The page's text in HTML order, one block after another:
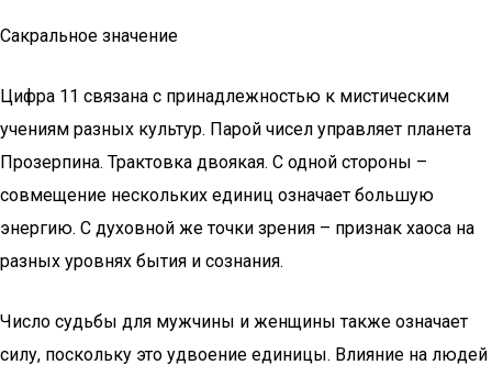
Сакральное значение
Цифра 11 связана с принадлежностью к мистическим
учениям разных культур. Парой чисел управляет планета
Прозерпина. Трактовка двоякая. С одной стороны –
совмещение нескольких единиц означает большую
энергию. С духовной же точки зрения – признак хаоса на
разных уровнях бытия и сознания.
Число судьбы для мужчины и женщины также означает
силу, поскольку это удвоение единицы. Влияние на людей